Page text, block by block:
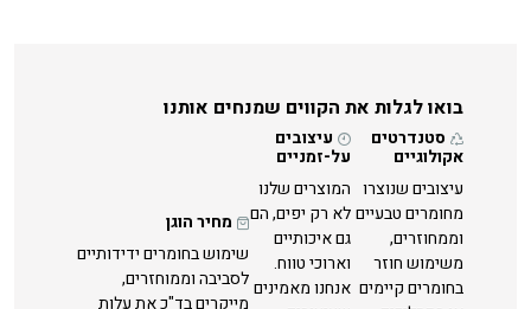
בואו לגלות את הקווים שמנחים אותנו
סטנדרטים
אקולוגיים
עיצובים שנוצרו
מחומרים טבעיים
וממחוזרים,
משימוש חוזר
בחומרים קיימים
עיצובים
על-זמניים
המוצרים שלנו
לא רק יפים, הם
גם איכותיים
וארוכי טווח.
אנחנו מאמינים
מחיר הוגן
שימוש בחומרים ידידותיים
לסביבה וממוחזרים,
מייקרים בד"כ את עלות